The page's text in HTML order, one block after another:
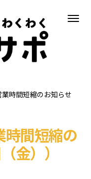
時間短縮のお知らせ
時間短縮の
金））